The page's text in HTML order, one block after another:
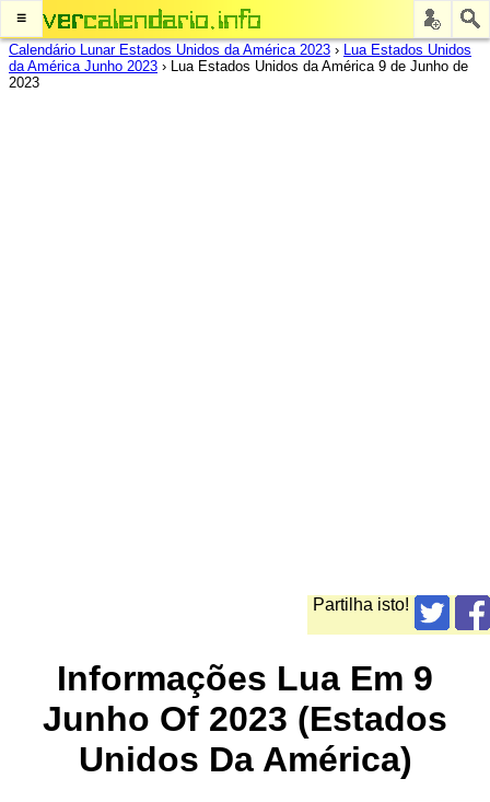
≡
Calendário Lunar Estados Unidos da América 2023 › Lua Estados Unidos
da América Junho 2023 › Lua Estados Unidos da América 9 de Junho de
2023
Partilha isto!
Informações Lua Em 9
Junho Of 2023 (Estados
Unidos Da América)